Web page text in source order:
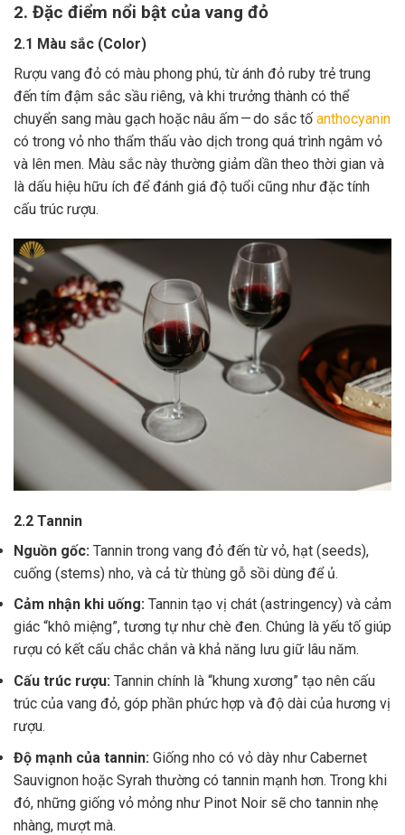
2. Đặc điểm nổi bật của vang đỏ
2.1 Màu sắc (Color)
Rượu vang đỏ có màu phong phú, từ ánh đỏ ruby trẻ trung
đến tím đậm sắc sầu riêng, và khi trưởng thành có thể
chuyển sang màu gạch hoặc nâu ấm — do sắc tố anthocyanin
có trong vỏ nho thẩm thấu vào dịch trong quá trình ngâm vỏ
và lên men. Màu sắc này thường giảm dần theo thời gian và
là dấu hiệu hữu ích để đánh giá độ tuổi cũng như đặc tính
cấu trúc rượu.
2.2 Tannin
Nguồn gốc: Tannin trong vang đỏ đến từ vỏ, hạt (seeds),
cuống (stems) nho, và cả từ thùng gỗ sồi dùng để ủ.
Cảm nhận khi uống: Tannin tạo vị chát (astringency) và cảm
giác “khô miệng”, tương tự như chè đen. Chúng là yếu tố giúp
rượu có kết cấu chắc chắn và khả năng lưu giữ lâu năm.
Cấu trúc rượu: Tannin chính là “khung xương” tạo nên cấu
trúc của vang đỏ, góp phần phức hợp và độ dài của hương vị
rượu.
Độ mạnh của tannin: Giống nho có vỏ dày như Cabernet
Sauvignon hoặc Syrah thường có tannin mạnh hơn. Trong khi
đó, những giống vỏ mỏng như Pinot Noir sẽ cho tannin nhẹ
nhàng, mượt mà.